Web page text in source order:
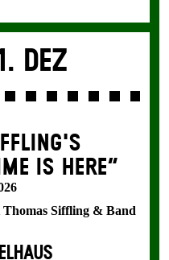
Dez
IS HERE“
Siffling & Band